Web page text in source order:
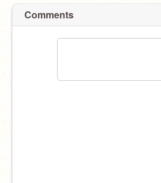
Comments